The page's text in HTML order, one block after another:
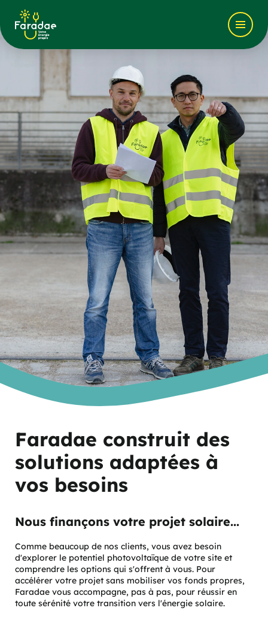
Faradae construit des
solutions adaptées à
vos besoins
Nous finançons votre projet solaire...
Comme beaucoup de nos clients, vous avez besoin
d'explorer le potentiel photovoltaïque de votre site et
comprendre les options qui s'offrent à vous. Pour
accélérer votre projet sans mobiliser vos fonds propres,
Faradae vous accompagne, pas à pas, pour réussir en
toute sérénité votre transition vers l'énergie solaire.